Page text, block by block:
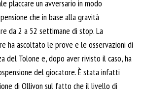
placcare un avversario in modo
che in base alla gravità
da 2 a 52 settimane di stop. La
ha ascoltato le prove e le osservazioni di
del Tolone e, dopo aver rivisto il caso, ha
del giocatore. È stata infatti
di Ollivon sul fatto che il livello di